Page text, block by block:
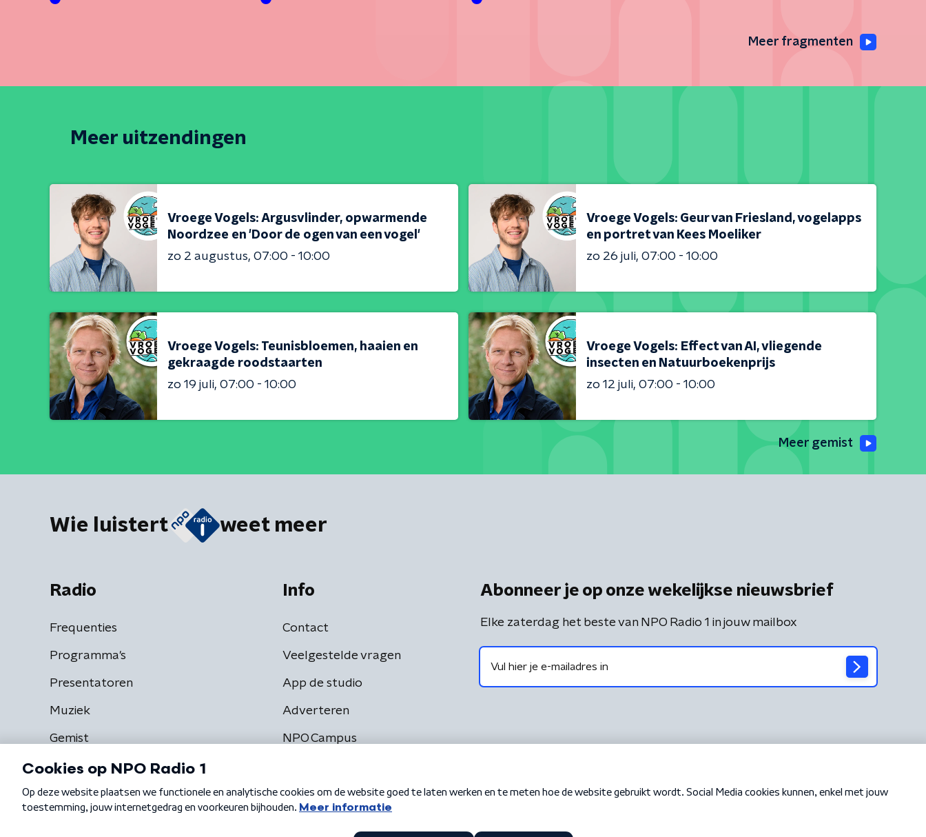
Meer fragmenten
Meer uitzendingen
Vroege Vogels: Argusvlinder, opwarmende
Noordzee en 'Door de ogen van een vogel'
zo 2 augustus 07:00 - 10:00
Vroege Vogels: Geur van Friesland, vogelapps
en portret van Kees Moeliker
zo 26 juli 07:00 - 10:00
Vroege Vogels: Teunisbloemen, haaien en
gekraagde roodstaarten
zo 19 juli 07:00 - 10:00
Vroege Vogels: Effect van AI, vliegende
insecten en Natuurboekenprijs
zo 12 juli 07:00 - 10:00
Meer gemist
Wie luistert weet meer
Radio
Frequenties
Programma's
Presentatoren
Muziek
Gemist
Info
Contact
Veelgestelde vragen
App de studio
Adverteren
NPO Campus
Abonneer je op onze wekelijkse nieuwsbrief
Elke zaterdag het beste van NPO Radio 1 in jouw mailbox
Algemene voorwaarden Privacybeleid